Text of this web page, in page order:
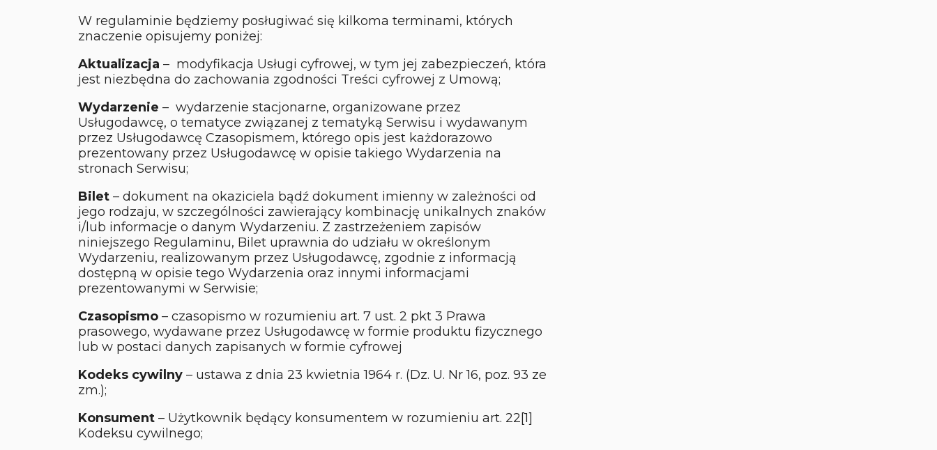
W regulaminie będziemy posługiwać się kilkoma terminami, których
znaczenie opisujemy poniżej:
Aktualizacja – modyfikacja Usługi cyfrowej, w tym jej zabezpieczeń, która
jest niezbędna do zachowania zgodności Treści cyfrowej z Umową;
Wydarzenie – wydarzenie stacjonarne, organizowane przez
Usługodawcę, o tematyce związanej z tematyką Serwisu i wydawanym
przez Usługodawcę Czasopismem, którego opis jest każdorazowo
prezentowany przez Usługodawcę w opisie takiego Wydarzenia na
stronach Serwisu;
Bilet – dokument na okaziciela bądź dokument imienny w zależności od
jego rodzaju, w szczególności zawierający kombinację unikalnych znaków
i/lub informacje o danym Wydarzeniu. Z zastrzeżeniem zapisów
niniejszego Regulaminu, Bilet uprawnia do udziału w określonym
Wydarzeniu, realizowanym przez Usługodawcę, zgodnie z informacją
dostępną w opisie tego Wydarzenia oraz innymi informacjami
prezentowanymi w Serwisie;
Czasopismo – czasopismo w rozumieniu art. 7 ust. 2 pkt 3 Prawa
prasowego, wydawane przez Usługodawcę w formie produktu fizycznego
lub w postaci danych zapisanych w formie cyfrowej
Kodeks cywilny – ustawa z dnia 23 kwietnia 1964 r. (Dz. U. Nr 16, poz. 93 ze
zm.);
Konsument – Użytkownik będący konsumentem w rozumieniu art. 22[1]
Kodeksu cywilnego;